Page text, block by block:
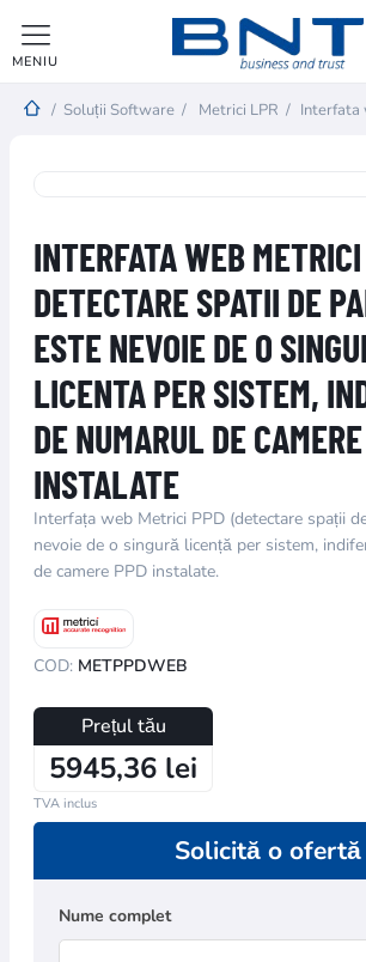
MENIU
/ Soluții Software / Metrici LPR / Interfata
INTERFATA WEB
DETECTARE SPATII DE
ESTE NEVOIE DE O
LICENTA PER SISTEM,
DE NUMARUL DE
INSTALATE
Interfața web Metrici PPD (detectare spații
nevoie de o singură licență per sistem,
de camere PPD instalate.
COD: METPPDWEB
Prețul tău
5945,36 lei
TVA inclus
Solicită o ofertă
Nume complet